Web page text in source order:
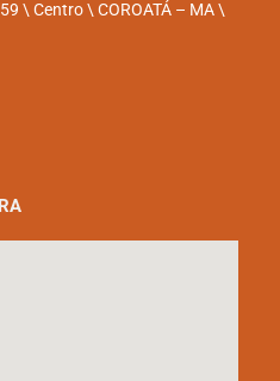
\ Centro \ COROATÁ – MA \